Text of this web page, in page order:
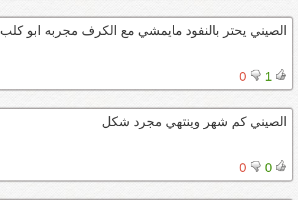
الصيني يحتر بالنفود مايمشي مع الكرف مجربه ابو كلب
1
0
الصيني كم شهر وينتهي مجرد شكل
0
0